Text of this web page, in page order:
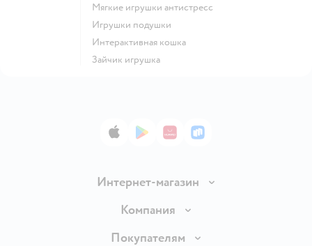
Мягкие игрушки антистресс
Игрушки подушки
Интерактивная кошка
Зайчик игрушка
App StoreGoogle Play
AppGallery
RuStore
Интернет-магазин
Доставка и оплата
Компания
Вакансии
Покупателям